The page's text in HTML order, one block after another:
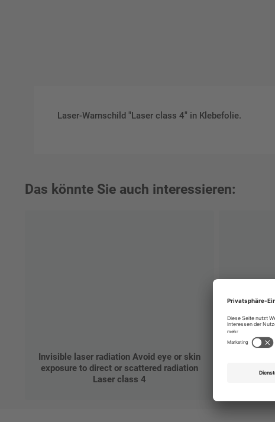
Laser-Warnschild "Laser class 4" in Klebefolie.
Das könnte Sie auch interessieren:
Invisible laser radiation Avoid eye or skin
exposure to direct or scattered radiation
Laser class 4